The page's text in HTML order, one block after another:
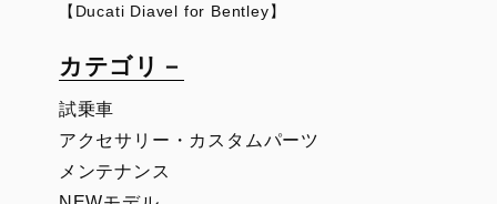
【Ducati Diavel for Bentley】
カテゴリ－
試乗車
アクセサリー・カスタムパーツ
メンテナンス